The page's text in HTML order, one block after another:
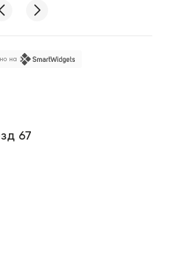
популярно во время
стараются избегать лишних
на
67